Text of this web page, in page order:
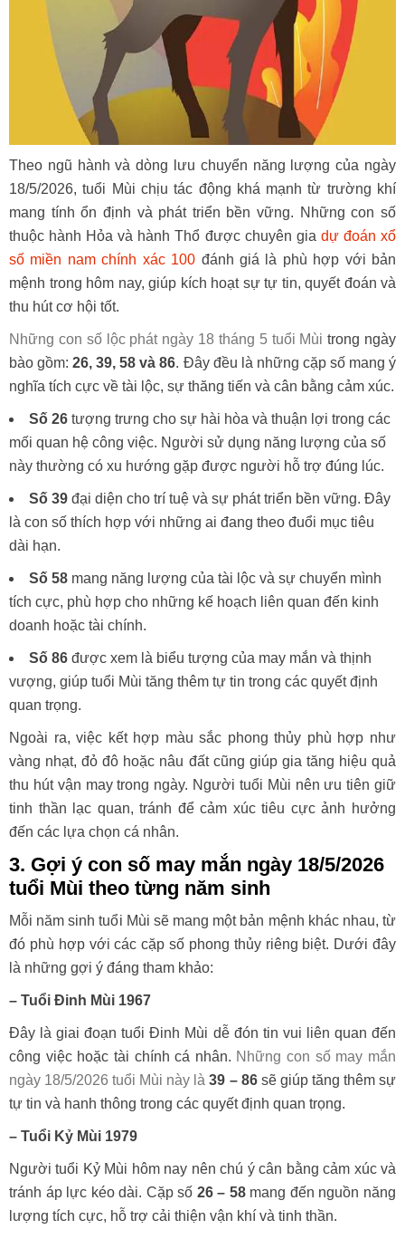
Theo ngũ hành và dòng lưu chuyển năng lượng của ngày
18/5/2026, tuổi Mùi chịu tác động khá mạnh từ trường khí
mang tính ổn định và phát triển bền vững. Những con số
thuộc hành Hỏa và hành Thổ được chuyên gia dự đoán xổ
số miền nam chính xác 100 đánh giá là phù hợp với bản
mệnh trong hôm nay, giúp kích hoạt sự tự tin, quyết đoán và
thu hút cơ hội tốt.
Những con số lộc phát ngày 18 tháng 5 tuổi Mùi trong ngày
bào gồm:26, 39, 58 và 86. Đây đều là những cặp số mang ý
nghĩa tích cực về tài lộc, sự thăng tiến và cân bằng cảm xúc.
Số 26 tượng trưng cho sự hài hòa và thuận lợi trong các
mối quan hệ công việc. Người sử dụng năng lượng của số
này thường có xu hướng gặp được người hỗ trợ đúng lúc.
Số 39 đại diện cho trí tuệ và sự phát triển bền vững. Đây
là con số thích hợp với những ai đang theo đuổi mục tiêu
dài hạn.
Số 58 mang năng lượng của tài lộc và sự chuyển mình
tích cực, phù hợp cho những kế hoạch liên quan đến kinh
doanh hoặc tài chính.
Số 86 được xem là biểu tượng của may mắn và thịnh
vượng, giúp tuổi Mùi tăng thêm tự tin trong các quyết định
quan trọng.
Ngoài ra, việc kết hợp màu sắc phong thủy phù hợp như
vàng nhạt, đỏ đô hoặc nâu đất cũng giúp gia tăng hiệu quả
thu hút vận may trong ngày. Người tuổi Mùi nên ưu tiên giữ
tinh thần lạc quan, tránh để cảm xúc tiêu cực ảnh hưởng
đến các lựa chọn cá nhân.
3. Gợi ý con số may mắn ngày 18/5/2026
tuổi Mùi theo từng năm sinh
Mỗi năm sinh tuổi Mùi sẽ mang một bản mệnh khác nhau, từ
đó phù hợp với các cặp số phong thủy riêng biệt. Dưới đây
là những gợi ý đáng tham khảo:
– Tuổi Đinh Mùi 1967
Đây là giai đoạn tuổi Đinh Mùi dễ đón tin vui liên quan đến
công việc hoặc tài chính cá nhân. Những con số may mắn
ngày 18/5/2026 tuổi Mùi này là 39 – 86sẽ giúp tăng thêm sự
tự tin và hanh thông trong các quyết định quan trọng.
– Tuổi Kỷ Mùi 1979
Người tuổi Kỷ Mùi hôm nay nên chú ý cân bằng cảm xúc và
tránh áp lực kéo dài. Cặp số 26 – 58mang đến nguồn năng
lượng tích cực, hỗ trợ cải thiện vận khí và tinh thần.